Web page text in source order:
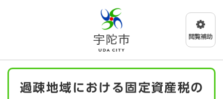
メニューを飛ばして本文へ
本
過疎地域における固定資産税の